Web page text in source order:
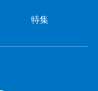
特集